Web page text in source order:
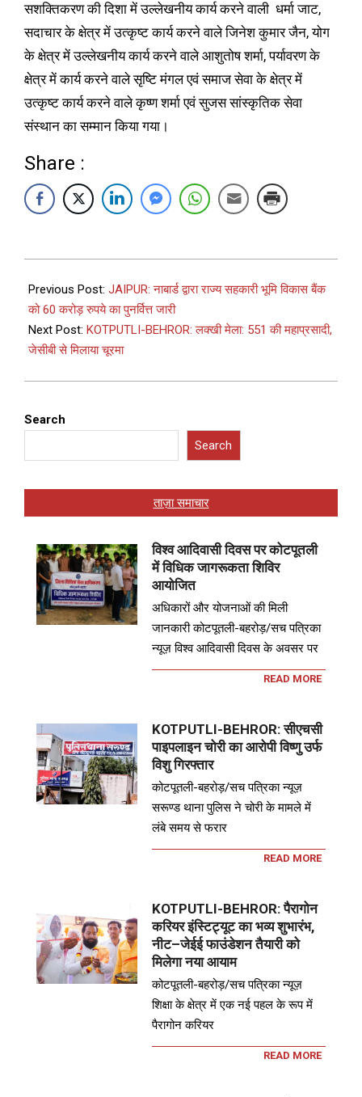
सशक्तिकरण की दिशा में उल्लेखनीय कार्य करने वाली धर्मा जाट,
सदाचार के क्षेत्र में उत्कृष्ट कार्य करने वाले जिनेश कुमार जैन, योग
के क्षेत्र में उल्लेखनीय कार्य करने वाले आशुतोष शर्मा, पर्यावरण के
क्षेत्र में कार्य करने वाले सृष्टि मंगल एवं समाज सेवा के क्षेत्र में
उत्कृष्ट कार्य करने वाले कृष्ण शर्मा एवं सुजस सांस्कृतिक सेवा
संस्थान का सम्मान किया गया।
Share :
Previous Post: JAIPUR: नाबार्ड द्वारा राज्य सहकारी भूमि विकास बैंक
को 60 करोड़ रुपये का पुनर्वित्त जारी
Next Post: KOTPUTLI-BEHROR: लक्खी मेला: 551 की महाप्रसादी,
जेसीबी से मिलाया चूरमा
Search
Search
ताज़ा समाचार
विश्व आदिवासी दिवस पर कोटपूतली
में विधिक जागरूकता शिविर
आयोजित
अधिकारों और योजनाओं की मिली
जानकारी कोटपूतली-बहरोड़/सच पत्रिका
न्यूज़ विश्व आदिवासी दिवस के अवसर पर
READ MORE
KOTPUTLI-BEHROR: सीएचसी
पाइपलाइन चोरी का आरोपी विष्णु उर्फ
विशु गिरफ्तार
कोटपूतली-बहरोड़/सच पत्रिका न्यूज़
सरूण्ड थाना पुलिस ने चोरी के मामले में
लंबे समय से फरार
READ MORE
KOTPUTLI-BEHROR: पैरागोन
करियर इंस्टिट्यूट का भव्य शुभारंभ,
नीट–जेईई फाउंडेशन तैयारी को
मिलेगा नया आयाम
कोटपूतली-बहरोड़/सच पत्रिका न्यूज़
शिक्षा के क्षेत्र में एक नई पहल के रूप में
पैरागोन करियर
READ MORE